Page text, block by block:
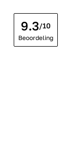
9.3/10
Beoordeling